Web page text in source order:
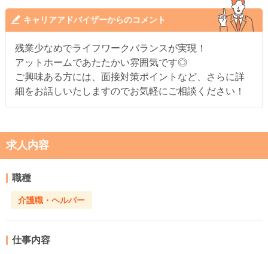
キャリアアドバイザーからのコメント
残業少なめでライフワークバランスが実現！
アットホームであたたかい雰囲気です◎
ご興味ある方には、面接対策ポイントなど、さらに詳
細をお話しいたしますのでお気軽にご相談ください！
求人内容
職種
介護職・ヘルパー
仕事内容